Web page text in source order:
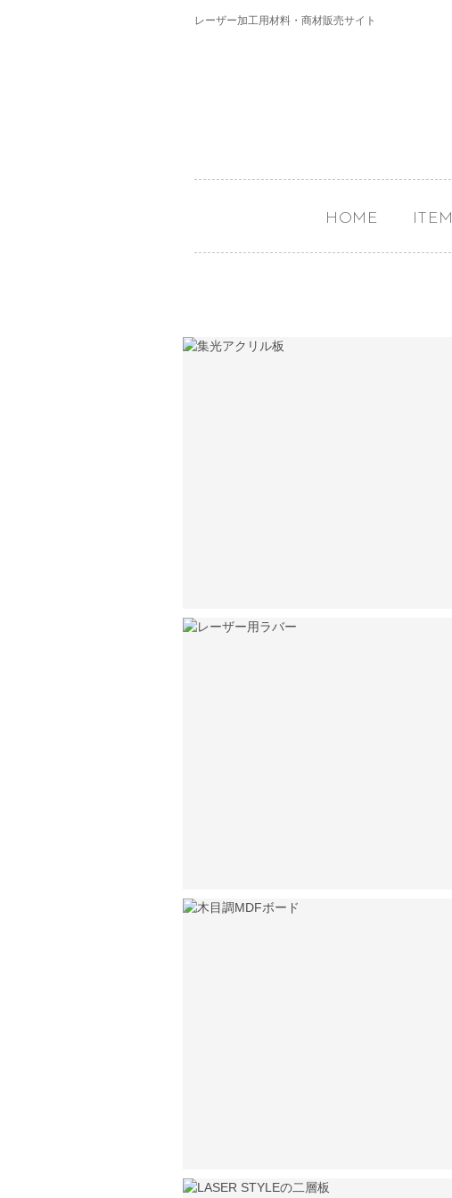
レーザー加工用材料・商材販売サイト
HOME ITEM